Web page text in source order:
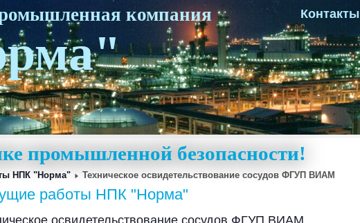
Контакты
компания
промышленной безопасности!
НПК "Норма" Техническое освидетельствование сосудов ФГУП ВИАМ
работы НПК "Норма"
освидетельствование сосудов ФГУП ВИАМ